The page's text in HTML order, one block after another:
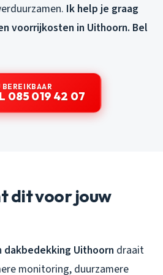
Ik help je graag
voorrijkosten in Uithoorn. Bel
BEREIKBAAR
085 019 42 07
dit voor jouw
Uithoorn draait
monitoring, duurzamere